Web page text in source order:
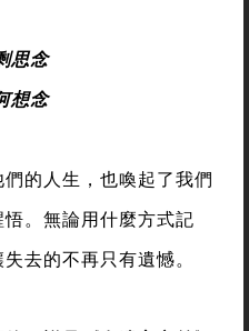
思念
想念
的人生，也喚起了我們
。無論用什麼方式記
去的不再只有遺憾。